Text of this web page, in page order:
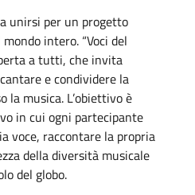
unirsi per un progetto
intero. “Voci del
a tutti, che invita
e condividere la
musica. L’obiettivo è
in cui ogni partecipante
voce, raccontare la propria
della diversità musicale
del globo.